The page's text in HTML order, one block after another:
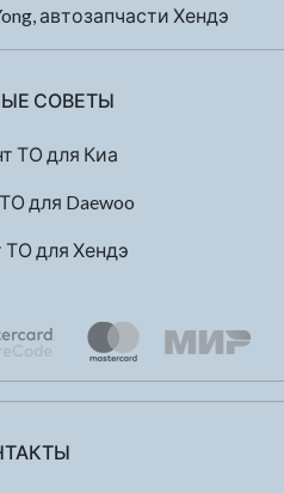
автозапчасти Хендэ
СОВЕТЫ
ТО для Киа
для Daewoo
ТО для Хендэ